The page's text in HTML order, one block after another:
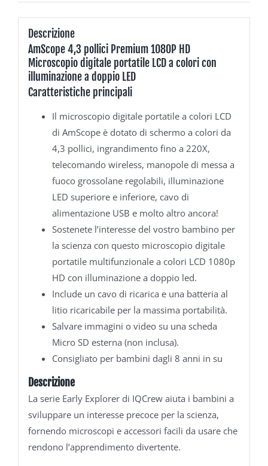
Descrizione
AmScope 4,3 pollici Premium 1080P HD
Microscopio digitale portatile LCD a colori con
illuminazione a doppio LED
Caratteristiche principali
Il microscopio digitale portatile a colori LCD
di AmScope è dotato di schermo a colori da
4,3 pollici, ingrandimento fino a 220X,
telecomando wireless, manopole di messa a
fuoco grossolane regolabili, illuminazione
LED superiore e inferiore, cavo di
alimentazione USB e molto altro ancora!
Sostenete l’interesse del vostro bambino per
la scienza con questo microscopio digitale
portatile multifunzionale a colori LCD 1080p
HD con illuminazione a doppio led.
Include un cavo di ricarica e una batteria al
litio ricaricabile per la massima portabilità.
Salvare immagini o video su una scheda
Micro SD esterna (non inclusa).
Consigliato per bambini dagli 8 anni in su
Descrizione
La serie Early Explorer di IQCrew aiuta i bambini a
sviluppare un interesse precoce per la scienza,
fornendo microscopi e accessori facili da usare che
rendono l’apprendimento divertente.